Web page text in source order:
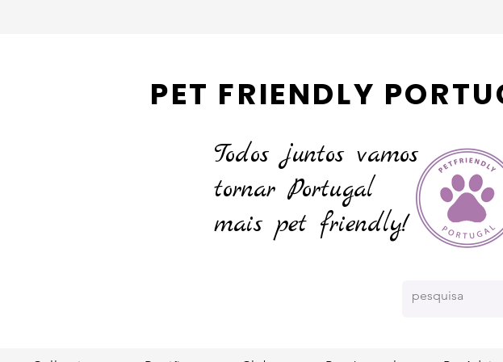
PET FRIENDLY
Todos juntos vamos
tornarPortugal
mais pet friendly!